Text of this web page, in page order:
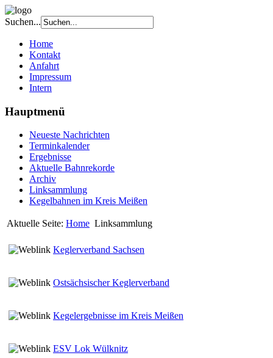
Suchen...
Home
Kontakt
Anfahrt
Impressum
Intern
Hauptmenü
Neueste Nachrichten
Terminkalender
Ergebnisse
Aktuelle Bahnrekorde
Archiv
Linksammlung
Kegelbahnen im Kreis Meißen
Aktuelle Seite: Home Linksammlung
Keglerverband Sachsen
Ostsächsischer Keglerverband
Kegelergebnisse im Kreis Meißen
ESV Lok Wülknitz